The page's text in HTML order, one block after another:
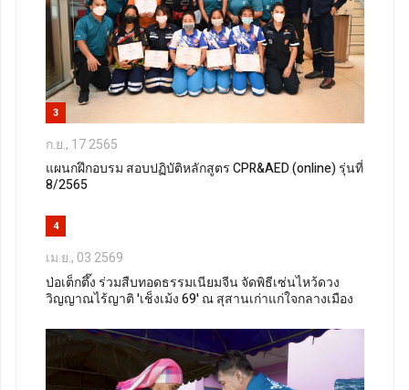
3
ก.ย., 17 2565
แผนกฝึกอบรม สอบปฏิบัติหลักสูตร CPR&AED (online) รุ่นที่
8/2565
4
เม.ย., 03 2569
ป่อเต็กตึ๊ง ร่วมสืบทอดธรรมเนียมจีน จัดพิธีเซ่นไหว้ดวง
วิญญาณไร้ญาติ 'เช็งเม้ง 69' ณ สุสานเก่าแก่ใจกลางเมือง